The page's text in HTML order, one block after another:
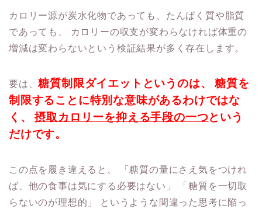
カロリー源が炭水化物であっても、たんぱく質や脂質
であっても、
カロリーの収支が変わらなければ体重の
増減は変わらないという検証結果が多く存在します。
要は、糖質制限ダイエットというのは、
糖質を
制限することに特別な意味があるわけではな
く、
摂取カロリーを抑える手段の一つという
だけです。
この点を履き違えると、
「糖質の量にさえ気をつけれ
ば、他の食事は気にする必要はない」
「糖質を一切取
らないのが理想的」
というような間違った思考に陥っ